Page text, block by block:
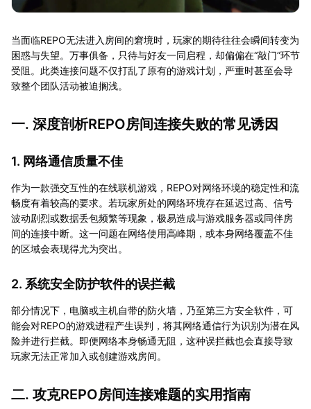
当面临REPO无法进入房间的窘境时，玩家的期待往往会瞬间转变为
困惑与失望。万事俱备，只待与好友一同启程，却偏偏在“敲门”环节
受阻。此类连接问题不仅打乱了原有的游戏计划，严重时甚至会导
致整个团队活动被迫搁浅。
一. 深度剖析REPO房间连接失败的常见诱因
1. 网络通信质量不佳
作为一款强交互性的在线联机游戏，REPO对网络环境的稳定性和流
畅度有着较高的要求。若玩家所处的网络环境存在延迟过高、信号
波动剧烈或数据丢包频繁等现象，极易造成与游戏服务器或同伴房
间的连接中断。这一问题在网络使用高峰期，或本身网络覆盖不佳
的区域会表现得尤为突出。
2. 系统安全防护软件的误拦截
部分情况下，电脑或主机自带的防火墙，乃至第三方安全软件，可
能会对REPO的游戏进程产生误判，将其网络通信行为识别为潜在风
险并进行拦截。即便网络本身畅通无阻，这种误拦截也会直接导致
玩家无法正常加入或创建游戏房间。
二. 攻克REPO房间连接难题的实用指南